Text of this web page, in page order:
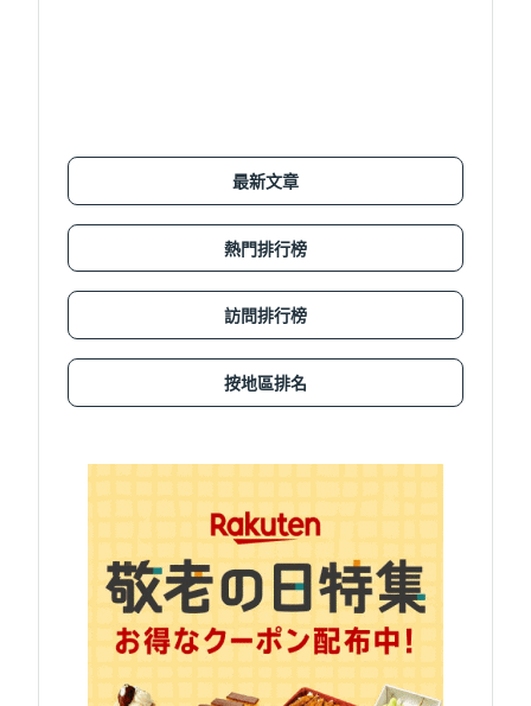
最新文章
熱門排行榜
訪問排行榜
按地區排名